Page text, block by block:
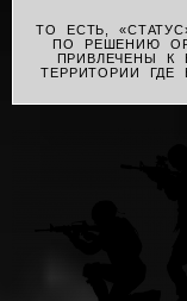
ТО ЕСТЬ,
ПО РЕШЕНИЮ
ПРИВЛЕЧЕНЫ К
ТЕРРИТОРИИ ГДЕ